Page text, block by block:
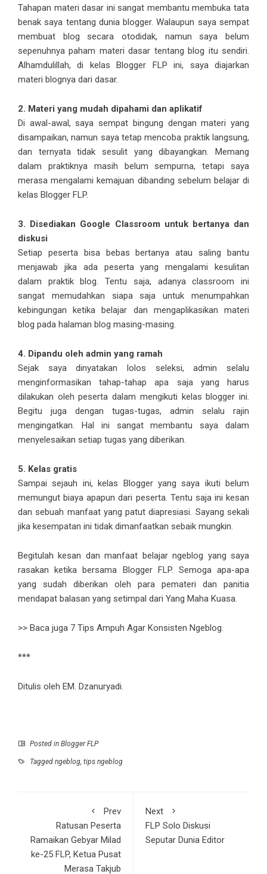
Tahapan materi dasar ini sangat membantu membuka tata
benak saya tentang dunia blogger. Walaupun saya sempat
membuat blog secara otodidak, namun saya belum
sepenuhnya paham materi dasar tentang blog itu sendiri.
Alhamdulillah, di kelas Blogger FLP ini, saya diajarkan
materi blognya dari dasar.
2. Materi yang mudah dipahami dan aplikatif
Di awal-awal, saya sempat bingung dengan materi yang
disampaikan, namun saya tetap mencoba praktik langsung,
dan ternyata tidak sesulit yang dibayangkan. Memang
dalam praktiknya masih belum sempurna, tetapi saya
merasa mengalami kemajuan dibanding sebelum belajar di
kelas Blogger FLP.
3. Disediakan Google Classroom untuk bertanya dan
diskusi
Setiap peserta bisa bebas bertanya atau saling bantu
menjawab jika ada peserta yang mengalami kesulitan
dalam praktik blog. Tentu saja, adanya classroom ini
sangat memudahkan siapa saja untuk menumpahkan
kebingungan ketika belajar dan mengaplikasikan materi
blog pada halaman blog masing-masing.
4. Dipandu oleh admin yang ramah
Sejak saya dinyatakan lolos seleksi, admin selalu
menginformasikan tahap-tahap apa saja yang harus
dilakukan oleh peserta dalam mengikuti kelas blogger ini.
Begitu juga dengan tugas-tugas, admin selalu rajin
mengingatkan. Hal ini sangat membantu saya dalam
menyelesaikan setiap tugas yang diberikan.
5. Kelas gratis
Sampai sejauh ini, kelas Blogger yang saya ikuti belum
memungut biaya apapun dari peserta. Tentu saja ini kesan
dan sebuah manfaat yang patut diapresiasi. Sayang sekali
jika kesempatan ini tidak dimanfaatkan sebaik mungkin.
Begitulah kesan dan manfaat belajar ngeblog yang saya
rasakan ketika bersama Blogger FLP. Semoga apa-apa
yang sudah diberikan oleh para pemateri dan panitia
mendapat balasan yang setimpal dari Yang Maha Kuasa.
>> Baca juga 7 Tips Ampuh Agar Konsisten Ngeblog.
***
Ditulis oleh EM. Dzanuryadi.
Posted in Blogger FLP
Tagged ngeblog, tips ngeblog
Prev
Ratusan Peserta
Ramaikan Gebyar Milad
ke-25 FLP, Ketua Pusat
Merasa Takjub
Next
FLP Solo Diskusi
Seputar Dunia Editor